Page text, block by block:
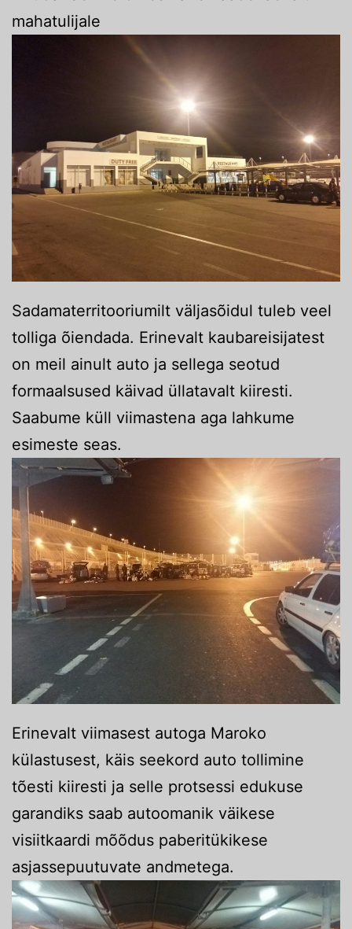
mahatulijale
Sadamaterritooriumilt väljasõidul tuleb veel
tolliga õiendada. Erinevalt kaubareisijatest
on meil ainult auto ja sellega seotud
formaalsused käivad üllatavalt kiiresti.
Saabume küll viimastena aga lahkume
esimeste seas.
Erinevalt viimasest autoga Maroko
külastusest, käis seekord auto tollimine
tõesti kiiresti ja selle protsessi edukuse
garandiks saab autoomanik väikese
visiitkaardi mõõdus paberitükikese
asjassepuutuvate andmetega.